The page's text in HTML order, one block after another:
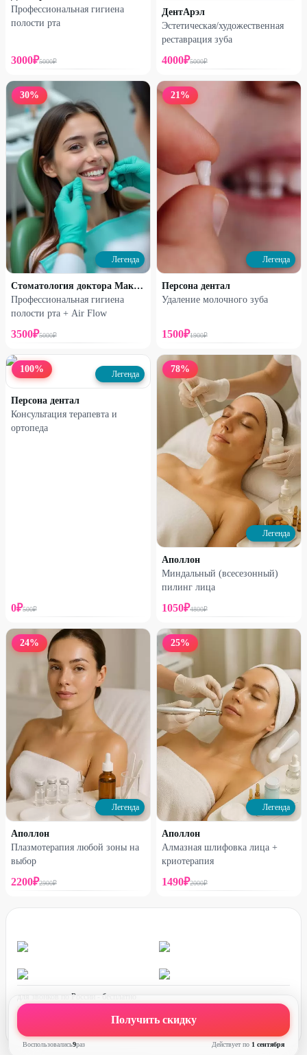
Получить скидку
Воспользовались9раз Действует по 1 сентября
Профессиональная гигиена
полости рта
3000₽5000₽
ДентАрэл
Эстетическая/художественная
реставрация зуба
4000₽5000₽
30%
Легенда
Стоматология доктора Макарова
Профессиональная гигиена
полости рта + Air Flow
3500₽5000₽
21%
Легенда
Персона дентал
Удаление молочного зуба
1500₽1900₽
100% Легенда
Персона дентал
Консультация терапевта и
ортопеда
0₽500₽
78%
Легенда
Аполлон
Миндальный (всесезонный)
пилинг лица
1050₽4800₽
24%
Легенда
Аполлон
Плазмотерапия любой зоны на
выбор
2200₽2900₽
25%
Легенда
Аполлон
Алмазная шлифовка лица +
криотерапия
1490₽2000₽
для звонков по России - бесплатно
график работы:
ПН-ПТ с 08:00 до 17:00 (по МСК)